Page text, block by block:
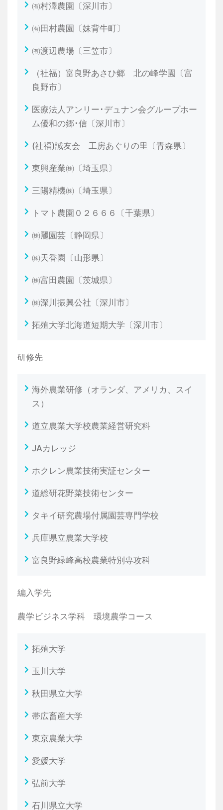
㈲村澤農園〔深川市〕
㈲田村農園〔妹背牛町〕
㈲渡辺農場〔三笠市〕
（社福）富良野あさひ郷 北の峰学園〔富
良野市〕
医療法人アンリー･デュナン会グループホー
ム優和の郷･信〔深川市〕
(社福)誠友会 工房あぐりの里〔青森県〕
東興産業㈱〔埼玉県〕
三陽精機㈱〔埼玉県〕
トマト農園０２６６６〔千葉県〕
㈱麗園芸〔静岡県〕
㈱天香園〔山形県〕
㈱富田農園〔茨城県〕
㈱深川振興公社〔深川市〕
拓殖大学北海道短期大学〔深川市〕
研修先
海外農業研修（オランダ、アメリカ、スイ
ス）
道立農業大学校農業経営研究科
JAカレッジ
ホクレン農業技術実証センター
道総研花野菜技術センター
タキイ研究農場付属園芸専門学校
兵庫県立農業大学校
富良野緑峰高校農業特別専攻科
編入学先
農学ビジネス学科 環境農学コース
拓殖大学
玉川大学
秋田県立大学
帯広畜産大学
東京農業大学
愛媛大学
弘前大学
石川県立大学